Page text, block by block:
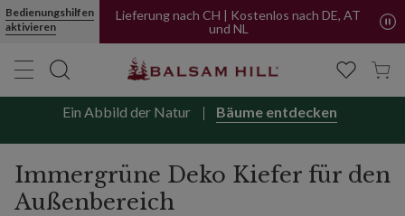
Bedienungshilfen
aktivieren
Lieferung nach CH | Kostenlos nach DE, AT
und NL
Ein Abbild der Natur Bäume entdecken
Immergrüne Deko Kiefer für den
Außenbereich
Immergrüne Deko „Kiefer“ für den Außenbereich | Balsam Hill